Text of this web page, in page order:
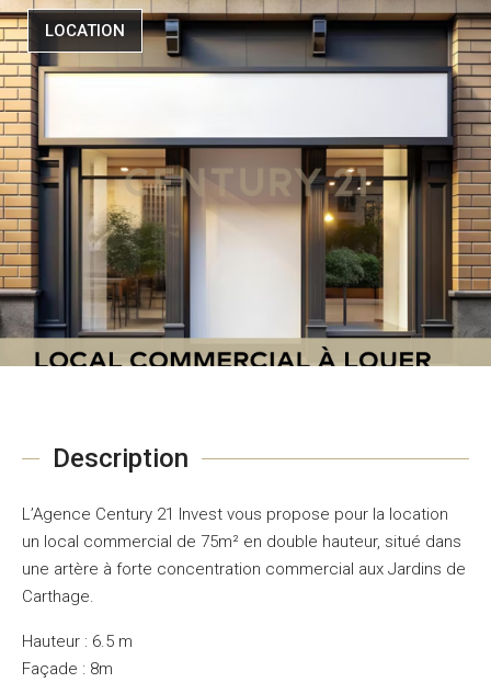
LOCATION
Description
L’Agence Century 21 Invest vous propose pour la location
un local commercial de 75m² en double hauteur, situé dans
une artère à forte concentration commercial aux Jardins de
Carthage.
Hauteur : 6.5 m
Façade : 8m